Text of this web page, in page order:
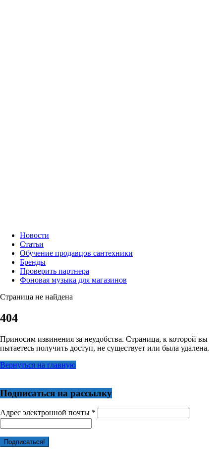
Новости
Статьи
Обучение продавцов сантехники
Бренды
Проверить партнера
Фоновая музыка для магазинов
Страница не найдена
404
Приносим извинения за неудобства. Страница, к которой вы
пытаетесь получить доступ, не существует или была удалена.
Вернуться на главную
Подписаться на рассылку
Адрес электронной почты *